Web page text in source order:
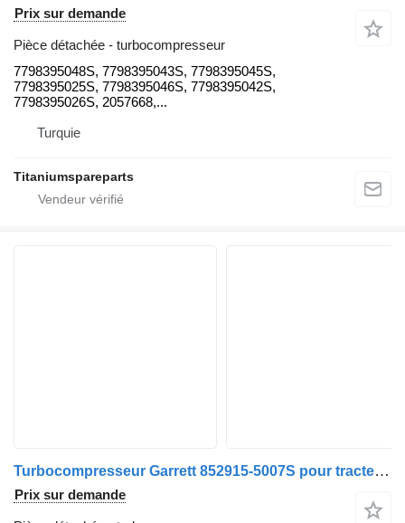
Prix sur demande
Pièce détachée - turbocompresseur
7798395048S, 7798395043S, 7798395045S,
7798395025S, 7798395046S, 7798395042S,
7798395026S, 2057668,...
Turquie
Titaniumspareparts
Turbocompresseur Garrett 852915-5007S pour tracteur routier Scania
Prix sur demande